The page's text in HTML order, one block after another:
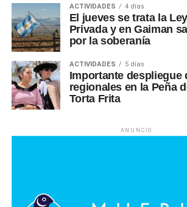
ACTIVIDADES 4 días
El jueves se trata la
Privada y en Gaiman
por la soberanía
ACTIVIDADES 5 días
Importante despliegue
regionales en la Peña
Torta Frita
ANUNCIO